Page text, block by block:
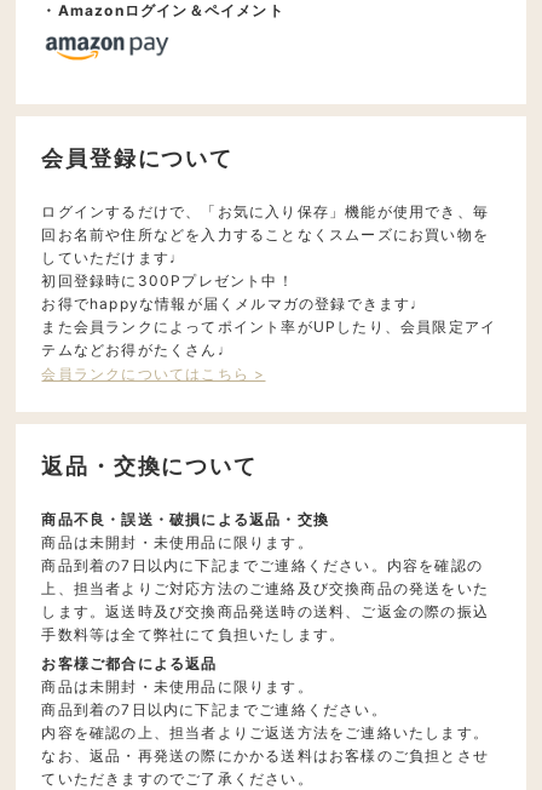
・Amazonログイン＆ペイメント
会員登録について
ログインするだけで、「お気に入り保存」機能が使用でき、毎
回お名前や住所などを入力することなくスムーズにお買い物を
していただけます♩
初回登録時に300Pプレゼント中！
お得でhappyな情報が届くメルマガの登録できます♩
また会員ランクによってポイント率がUPしたり、会員限定アイ
テムなどお得がたくさん♩
会員ランクについてはこちら >
返品・交換について
商品不良・誤送・破損による返品・交換
商品は未開封・未使用品に限ります。
商品到着の7日以内に下記までご連絡ください。内容を確認の
上、担当者よりご対応方法のご連絡及び交換商品の発送をいた
します。返送時及び交換商品発送時の送料、ご返金の際の振込
手数料等は全て弊社にて負担いたします。
お客様ご都合による返品
商品は未開封・未使用品に限ります。
商品到着の7日以内に下記までご連絡ください。
内容を確認の上、担当者よりご返送方法をご連絡いたします。
なお、返品・再発送の際にかかる送料はお客様のご負担とさせ
ていただきますのでご了承ください。